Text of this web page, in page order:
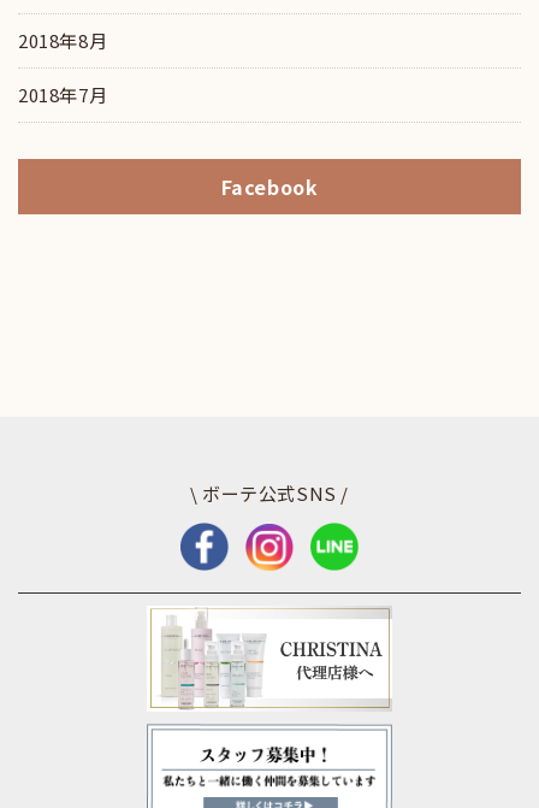
2018年8月
2018年7月
Facebook
\ ボーテ公式SNS /